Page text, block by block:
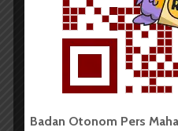
BPDP
Mahasiswa
Penelitian
Perkebunan
...
Badan Otonom Pers